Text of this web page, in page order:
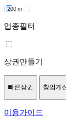
200 m
업종필터
상권만들기
빠른상권 창업계
이용가이드